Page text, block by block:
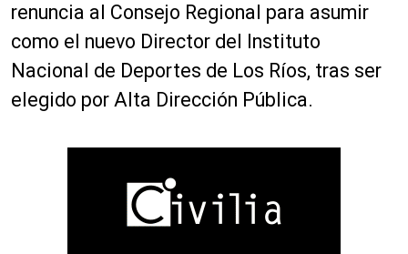
renuncia al Consejo Regional para asumir
como el nuevo Director del Instituto
Nacional de Deportes de Los Ríos, tras ser
elegido por Alta Dirección Pública.